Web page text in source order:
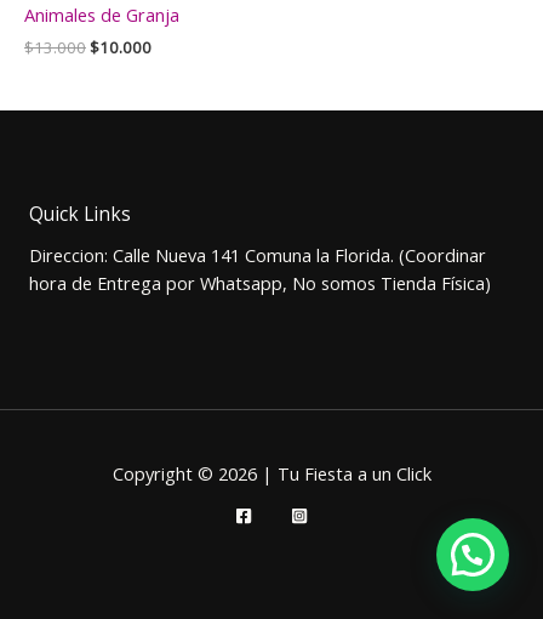
Animales de Granja
$13.000El
era:
$10.000El
es:
Quick Links
Direccion: Calle Nueva 141 Comuna la Florida. (Coordinar
hora de Entrega por Whatsapp, No somos Tienda Física)
Copyright © 2026 | Tu Fiesta a un Click